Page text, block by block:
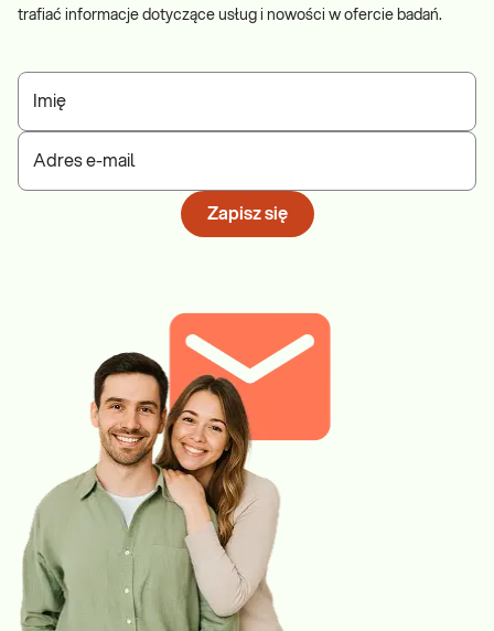
trafiać informacje dotyczące usług i nowości w ofercie badań.
Imię
Adres e-mail
Zapisz się